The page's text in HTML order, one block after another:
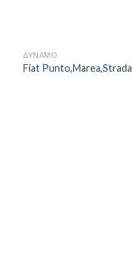
ΔΥΝΑΜΟ
Fiat Punto,Marea,Strada